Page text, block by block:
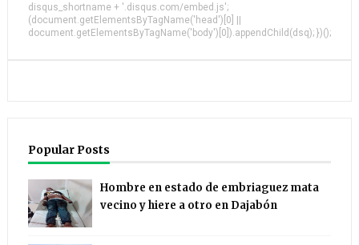
disqus_shortname + '.disqus.com/embed.js';
(document.getElementsByTagName('head')[0] ||
document.getElementsByTagName('body')[0]).appendChild(dsq); })();
Popular Posts
Hombre en estado de embriaguez mata
vecino y hiere a otro en Dajabón